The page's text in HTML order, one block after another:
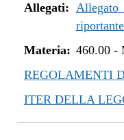
Allegati:
Materia: 460.00-
REGOLAMENTI
ITER DELLA